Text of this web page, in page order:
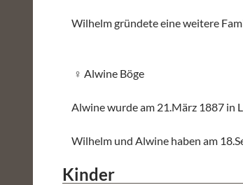
Wilhelm gründete eine weitere
Alwine Böge
Alwine wurde am 21.März 1887 in
Wilhelm und Alwine haben am
Kinder